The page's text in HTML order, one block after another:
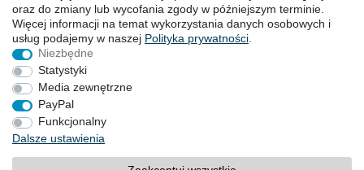
SIEDZIBY
Prawo do sodstąpienia
Stopka redakcyjna
OWH
Kontakt
oraz do zmiany lub wycofania zgody w późniejszym terminie.
Więcej informacji na temat wykorzystania danych osobowych i
usług podajemy w naszej Polityka ­prywatności
Niezbędne
Statystyki
Media zewnętrzne
PayPal
Funkcjonalny
Dalsze ustawienia